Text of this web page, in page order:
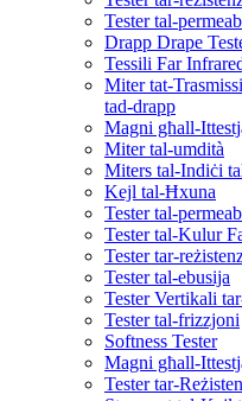
Tester tal-
Drapp Drape
Tessili Far
Miter tat-
tad-drapp
Magni għall-
Miter tal-umdità
Miters tal-Indiċi
Kejl tal-Ħxuna
Tester tal-
Tester tal-Kulur
Tester tar-
Tester tal-ebusija
Tester Vertikali
Tester tal-frizzjoni
Softness Tester
Magni għall-
Tester tar-